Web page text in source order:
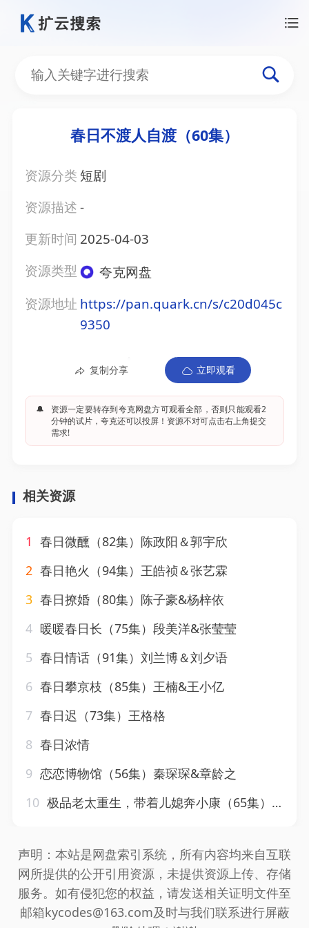
春日不渡人自渡（60集）
资源分类 短剧
资源描述-
更新时间 2025-04-03
资源类型
夸克网盘
资源地址 https://pan.quark.cn/s/c20d045c
9350
复制分享 立即观看
🔔
资源一定要转存到夸克网盘方可观看全部，否则只能观看2
分钟的试片，夸克还可以投屏！资源不对可点击右上角提交
需求!
相关资源
1 春日微醺（82集）陈政阳＆郭宇欣
2 春日艳火（94集）王皓祯＆张艺霖
3 春日撩婚（80集）陈子豪&杨梓依
4 暖暖春日长（75集）段美洋&张莹莹
5 春日情话（91集）刘兰博＆刘夕语
6 春日攀京枝（85集）王楠&王小亿
7 春日迟（73集）王格格
8 春日浓情
9 恋恋博物馆（56集）秦琛琛&章龄之
10 极品老太重生，带着儿媳奔小康（65集）刘月涛&白晶晶
声明：本站是网盘索引系统，所有内容均来自互联
网所提供的公开引用资源，未提供资源上传、存储
服务。如有侵犯您的权益，请发送相关证明文件至
邮箱kycodes@163.com及时与我们联系进行屏蔽